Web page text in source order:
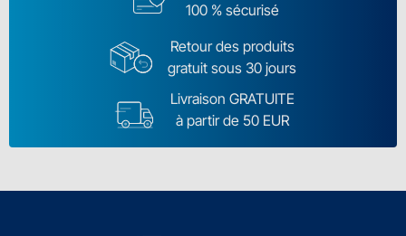
100 % sécurisé
Retour des produits
gratuit sous 30 jours
Livraison GRATUITE
à partir de 50 EUR